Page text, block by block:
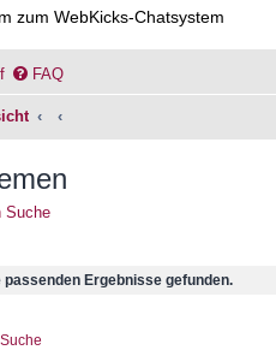
zum WebKicks-Chatsystem
FAQ
Suche
passenden Ergebnisse gefunden.